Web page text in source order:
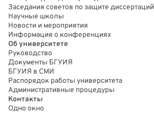
Заседания советов по защите диссертаций
Научные школы
Новости и мероприятия
Информация о конференциях
Об университете
Руководство
Документы БГУИЯ
БГУИЯ в СМИ
Распорядок работы университета
Административные процедуры
Контакты
Одно окно